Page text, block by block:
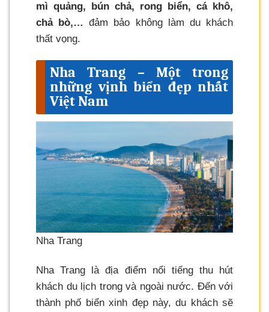
mì quảng, bún chả, rong biển, cá khô,
chả bò,… đảm bảo không làm du khách
thất vọng.
Nha Trang – Một trong
những vịnh biển đẹp nhất
Việt Nam
Nha Trang
Nha Trang là địa điểm nổi tiếng thu hút
khách du lịch trong và ngoài nước. Đến với
thành phố biển xinh đẹp này, du khách sẽ